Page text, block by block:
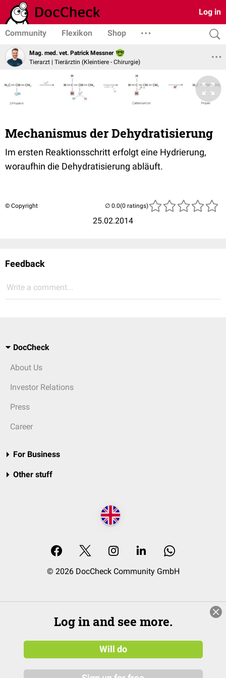
Log in
Community Flexikon Shop
Mag. med. vet. Patrick Messner
Tierarzt | Tierärztin (Kleintiere - Chirurgie)
Mechanismus der Dehydratisierung
Im ersten Reaktionsschritt erfolgt eine Hydrierung,
woraufhin die Dehydratisierung abläuft.
© Copyright
25.02.2014
(0 ratings)
Feedback
Write a comment...
DocCheck
About Us
Investor Relations
Press
Career
For Business
Other stuff
© 2026 DocCheck Community GmbH
Log in and see more.
Will do